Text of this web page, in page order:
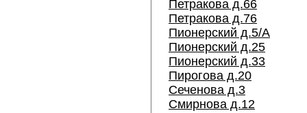
Петракова д.66
Петракова д.76
Пионерский д.5/А
Пионерский д.25
Пионерский д.33
Пирогова д.20
Сеченова д.3
Смирнова д.12